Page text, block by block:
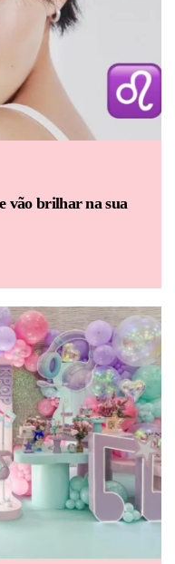
vão brilhar na sua